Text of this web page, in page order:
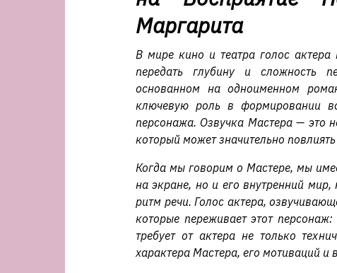
Маргарита
В мире кино и театра голос
передать глубину и сложность
основанном на одноименном
ключевую роль в формировании
персонажа. Озвучка Мастера — это
который может значительно
Когда мы говорим о Мастере, мы
на экране, но и его внутренний
ритм речи. Голос актера,
которые переживает этот
требует от актера не только
характера Мастера, его мотиваций и